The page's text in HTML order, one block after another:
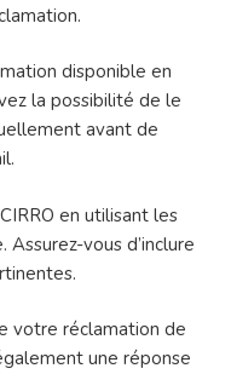
disponible en
la possibilité de le
avant de
en utilisant les
vous d’inclure
votre réclamation de
une réponse